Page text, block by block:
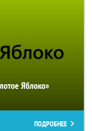
Яблоко»
ПОДРОБНЕЕ